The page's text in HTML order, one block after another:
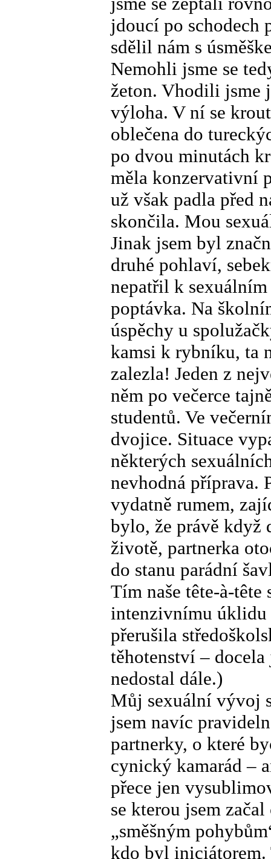
jdoucí po schodech
sdělil nám s
Nemohli jsme se
žeton. Vhodili jsme
výloha. V ní se
oblečena do
po dvou minutách
měla konzervativní
už však padla před
skončila. Mou
Jinak jsem byl
druhé pohlaví,
nepatřil k
poptávka. Na
úspěchy u
kamsi k rybníku, ta
zalezla! Jeden z
něm po večerce
studentů. Ve
dvojice. Situace
některých
nevhodná příprava.
vydatně rumem,
bylo, že právě když
životě, partnerka
do stanu parádní
Tím naše tête-à-
intenzivnímu úklidu
přerušila
těhotenství –
nedostal dále.)
Můj sexuální vývoj
jsem navíc
partnerky, o které
cynický kamarád –
přece jen
se kterou jsem
„směšným
kdo byl iniciátorem.